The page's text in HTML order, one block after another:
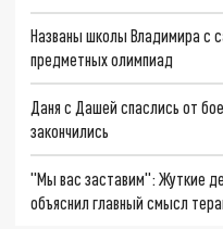
Названы школы Владимира с
предметных олимпиад
Даня с Дашей спаслись от
закончились
"Мы вас заставим": Жуткие
объяснил главный смысл